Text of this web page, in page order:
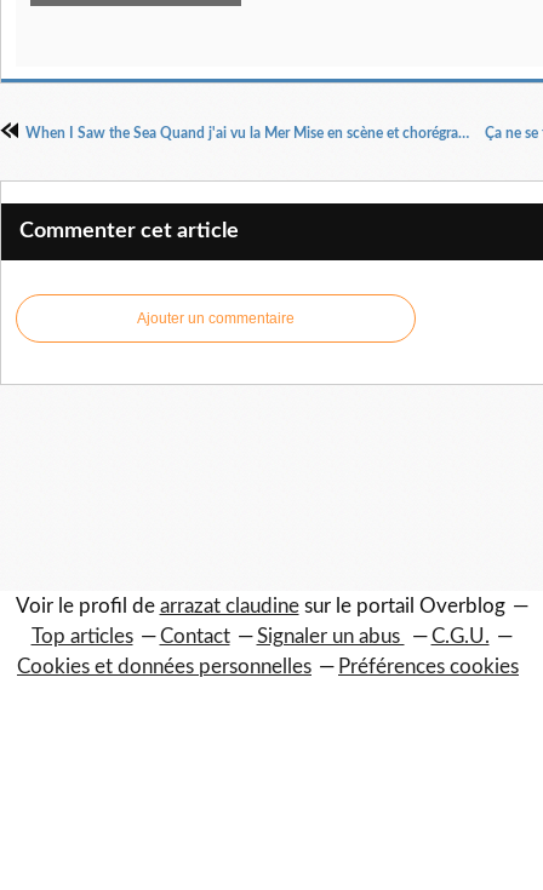
When I Saw the Sea Quand j'ai vu la Mer Mise en scène et chorégraphie Ali Chahrour
Commenter cet article
Ajouter un commentaire
Voir le profil de arrazat claudinesur le portail Overblog
Top articles
Contact Signaler un abus
C.G.U.
Cookies et données personnelles
Préférences cookies